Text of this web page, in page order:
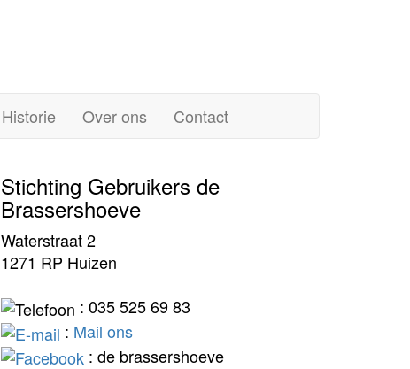
Historie Over ons Contact
Stichting Gebruikers de
Brassershoeve
Waterstraat 2
1271 RP Huizen
: 035 525 69 83
: Mail ons
: de brassershoeve